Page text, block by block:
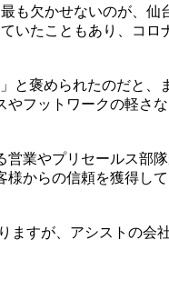
欠かせないのが、
いたこともあり、コ
と褒められたのだと
フットワークの軽さ
業やプリセールス部
からの信頼を獲得し
すが、アシストの会